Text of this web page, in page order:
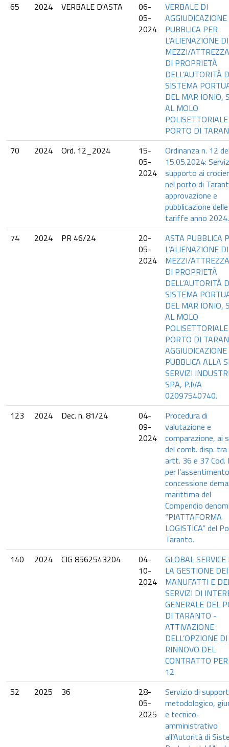
65
2024 VERBALE D'ASTA
06-
05-
2024
VERBALE DI
PUBBLICA PER
L’ALIENAZIONE DI
MEZZI/
DI PROPRIETÀ
DELL’AUTORITÀ
SISTEMA
DEL MAR IONIO,
AL MOLO
PORTO DI
70
2024 Ord. 12_2024
15-
05-
2024
Ordinanza n. 12
15.05.2024:
supporto ai
nel porto di
approvazione e
pubblicazione delle
tariffe anno 2024.
74
2024 PR 46/24
20-
05-
2024
ASTA PUBBLICA
L’ALIENAZIONE DI
MEZZI/
DI PROPRIETÀ
DELL’AUTORITÀ
SISTEMA
DEL MAR IONIO,
AL MOLO
PORTO DI
PUBBLICA ALLA
SERVIZI
SPA, P.IVA
02097540740.
123
2024 Dec. n. 81/24
04-
09-
2024
Procedura di
valutazione e
comparazione, ai
del comb. disp.
artt. 36 e 37 Cod.
per
concessione
marittima del
Compendio
“PIATTAFORMA
LOGISTICA” del
Taranto.
140
2024 CIG 8562543204
04-
10-
2024
GLOBAL SERVICE
LA GESTIONE DEI
MANUFATTI E DEI
SERVIZI DI
GENERALE DEL
DI TARANTO -
ATTIVAZIONE
DELL’OPZIONE DI
RINNOVO DEL
CONTRATTO
12
52
2025 36
28-
05-
2025
Servizio di
metodologico,
e tecnico-
amministrativo
all’Autorità di